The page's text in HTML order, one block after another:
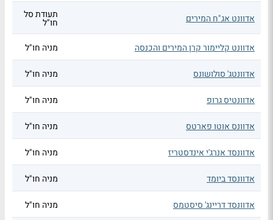
אדוונט אג"ח המירים תעודת סל
חו"ל
אדוונט קליימור קרן המירים והכנסה
מניה חו"ל
אדוונטג' סולושונס מניה חו"ל
אדוונטיס גרופ מניה חו"ל
אדוונס אוטו פארטס מניה חו"ל
אדוונסד אנרג'י אינדסטריז מניה חו"ל
אדוונסד ביומד מניה חו"ל
אדוונסד דריינג' סיסטמס מניה חו"ל